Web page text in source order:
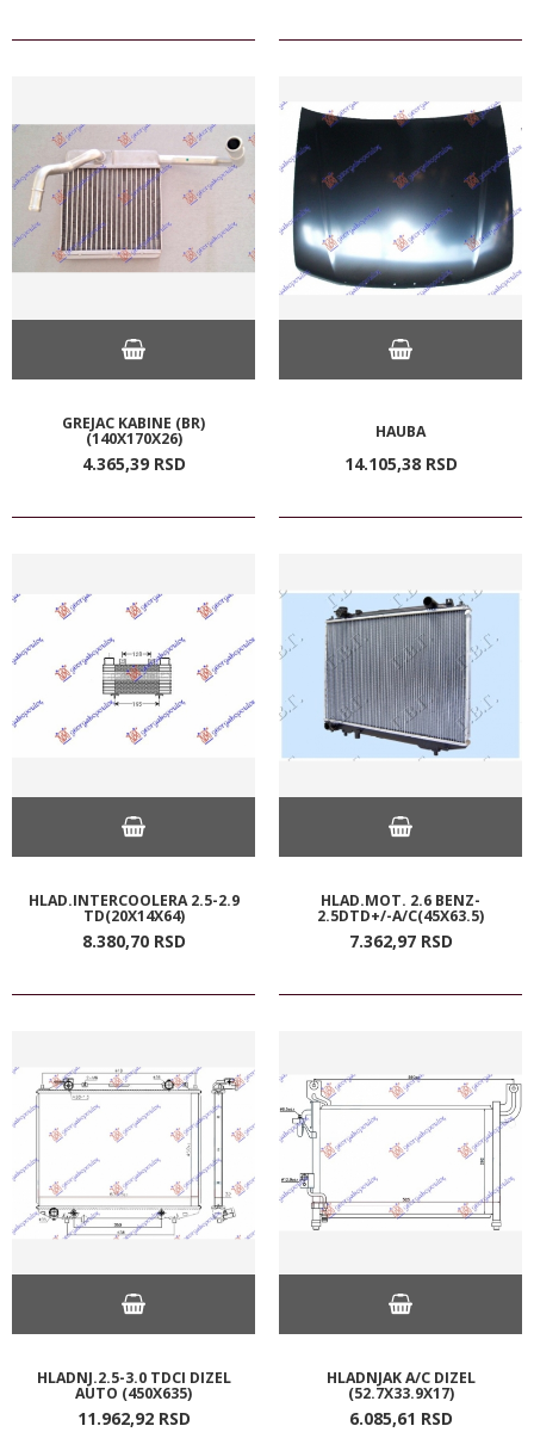
GREJAC KABINE (BR)
(140X170X26)
4.365,39 RSD
HAUBA
14.105,38 RSD
HLAD.INTERCOOLERA 2.5-2.9
TD(20X14X64)
8.380,70 RSD
HLAD.MOT. 2.6 BENZ-
2.5DTD+/-A/C(45X63.5)
7.362,97 RSD
HLADNJ.2.5-3.0 TDCI DIZEL
AUTO (450X635)
11.962,92 RSD
HLADNJAK A/C DIZEL
(52.7X33.9X17)
6.085,61 RSD